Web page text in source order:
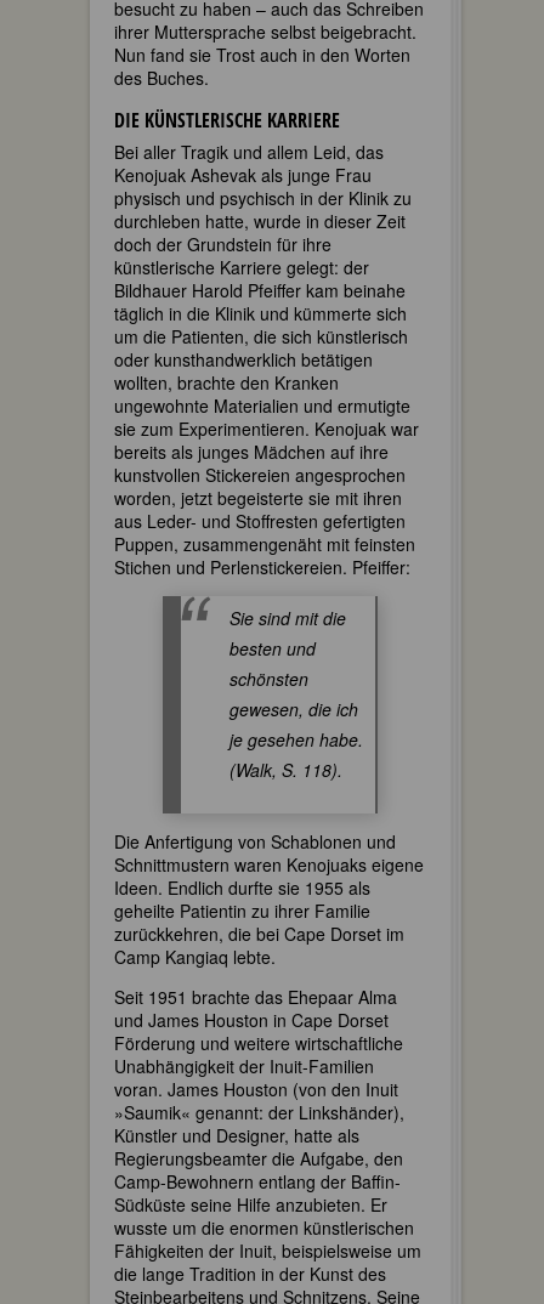
besucht zu haben – auch das Schreiben
ihrer Muttersprache selbst beigebracht.
Nun fand sie Trost auch in den Worten
des Buches.
DIE KÜNSTLERISCHE KARRIERE
Bei aller Tragik und allem Leid, das
Kenojuak Ashevak als junge Frau
physisch und psychisch in der Klinik zu
durchleben hatte, wurde in dieser Zeit
doch der Grundstein für ihre
künstlerische Karriere gelegt: der
Bildhauer Harold Pfeiffer kam beinahe
täglich in die Klinik und kümmerte sich
um die Patienten, die sich künstlerisch
oder kunsthandwerklich betätigen
wollten, brachte den Kranken
ungewohnte Materialien und ermutigte
sie zum Experimentieren. Kenojuak war
bereits als junges Mädchen auf ihre
kunstvollen Stickereien angesprochen
worden, jetzt begeisterte sie mit ihren
aus Leder- und Stoffresten gefertigten
Puppen, zusammengenäht mit feinsten
Stichen und Perlenstickereien. Pfeiffer:
Sie sind mit die
besten und
schönsten
gewesen, die ich
je gesehen habe.
(Walk, S. 118).
Die Anfertigung von Schablonen und
Schnittmustern waren Kenojuaks eigene
Ideen. Endlich durfte sie 1955 als
geheilte Patientin zu ihrer Familie
zurückkehren, die bei Cape Dorset im
Camp Kangiaq lebte.
Seit 1951 brachte das Ehepaar Alma
und James Houston in Cape Dorset
Förderung und weitere wirtschaftliche
Unabhängigkeit der Inuit-Familien
voran. James Houston (von den Inuit
»Saumik« genannt: der Linkshänder),
Künstler und Designer, hatte als
Regierungsbeamter die Aufgabe, den
Camp-Bewohnern entlang der Baffin-
Südküste seine Hilfe anzubieten. Er
wusste um die enormen künstlerischen
Fähigkeiten der Inuit, beispielsweise um
die lange Tradition in der Kunst des
Steinbearbeitens und Schnitzens. Seine